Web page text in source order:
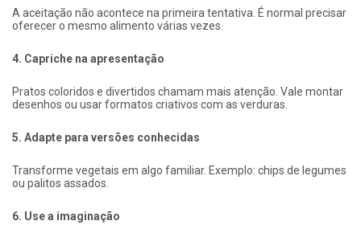
A aceitação não acontece na primeira tentativa. É normal precisar
oferecer o mesmo alimento várias vezes.
4. Capriche na apresentação
Pratos coloridos e divertidos chamam mais atenção. Vale montar
desenhos ou usar formatos criativos com as verduras.
5. Adapte para versões conhecidas
Transforme vegetais em algo familiar. Exemplo: chips de legumes
ou palitos assados.
6. Use a imaginação